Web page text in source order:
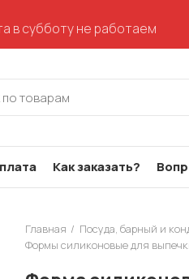
Как заказать?
Главная Посуда, барный и
Формы силиконовые для
в субботу не работаем